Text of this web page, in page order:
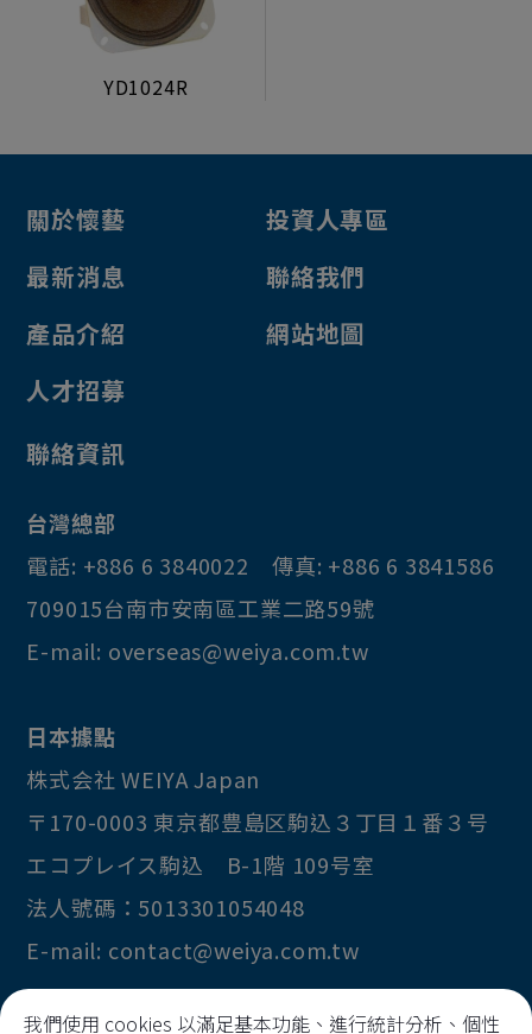
生活型態顯示器
製造組裝服務
電源/投幣器/配件
轉換卡
電子元件
開關
風扇
喇叭
功能防干擾裝置
變壓器
連接線
其他
YD1024R
關於懷藝
最新消息
產品介紹
人才招募
投資人專區
聯絡我們
網站地圖
聯絡資訊
台灣總部
電話: +886 6 3840022 傳真: +886 6 3841586
709015台南市安南區工業二路59號
E-mail: overseas@weiya.com.tw
日本據點
株式会社 WEIYA Japan
〒170-0003 東京都豊島区駒込３丁目１番３号
エコプレイス駒込 B-1階 109号室
法人號碼：5013301054048
E-mail: contact@weiya.com.tw
我們使用 cookies 以滿足基本功能、進行統計分析、個性